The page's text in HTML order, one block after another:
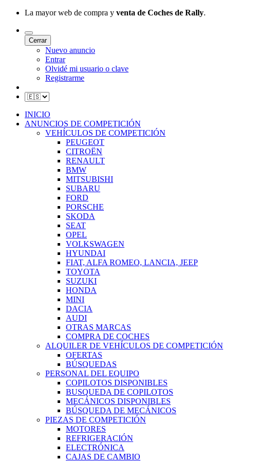
La mayor web de compra y venta de Coches de Rally.
Cerrar
Nuevo anuncio
Entrar
Olvidé mi usuario o clave
Registrarme
INICIO
ANUNCIOS DE COMPETICIÓN
VEHÍCULOS DE COMPETICIÓN
PEUGEOT
CITROËN
RENAULT
BMW
MITSUBISHI
SUBARU
FORD
PORSCHE
SKODA
SEAT
OPEL
VOLKSWAGEN
HYUNDAI
FIAT, ALFA ROMEO, LANCIA, JEEP
TOYOTA
SUZUKI
HONDA
MINI
DACIA
AUDI
OTRAS MARCAS
COMPRA DE COCHES
ALQUILER DE VEHÍCULOS DE COMPETICIÓN
OFERTAS
BÚSQUEDAS
PERSONAL DEL EQUIPO
COPILOTOS DISPONIBLES
BUSQUEDA DE COPILOTOS
MECÁNICOS DISPONIBLES
BÚSQUEDA DE MECÁNICOS
PIEZAS DE COMPETICIÓN
MOTORES
REFRIGERACIÓN
ELECTRÓNICA
CAJAS DE CAMBIO